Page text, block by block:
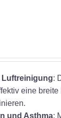
:
eine
und Asthma: